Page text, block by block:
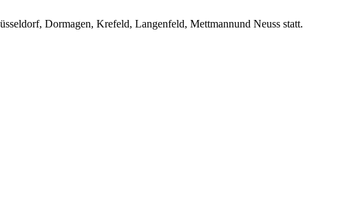
Dormagen, Krefeld, Langenfeld, Mettmannund Neuss statt.